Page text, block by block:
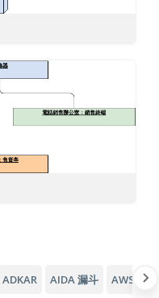
ADKAR AIDA 漏斗 AWS 架